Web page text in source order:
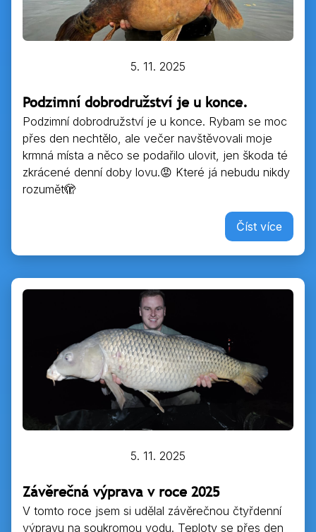
5. 11. 2025
Podzimní dobrodružství je u konce.
Podzimní dobrodružství je u konce. Rybam se moc
přes den nechtělo, ale večer navštěvovali moje
krmná místa a něco se podařilo ulovit, jen škoda té
zkrácené denní doby lovu.😡 Které já nebudu nikdy
rozumět🫣
Číst více
5. 11. 2025
Závěrečná výprava v roce 2025
V tomto roce jsem si udělal závěrečnou čtyřdenní
výpravu na soukromou vodu. Teploty se přes den